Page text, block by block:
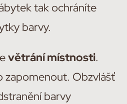
tak ochráníte
barvy.
větrání místnosti.
zapomenout. Obzvlášť
barvy